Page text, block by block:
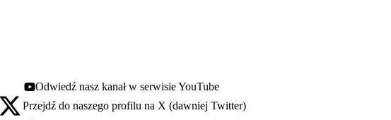
Youtube - otwiera się w nowej karcie
Odwiedź nasz kanał w serwisie YouTube
X - otwiera się w nowej karcie
Przejdź do naszego profilu na X (dawniej Twitter)